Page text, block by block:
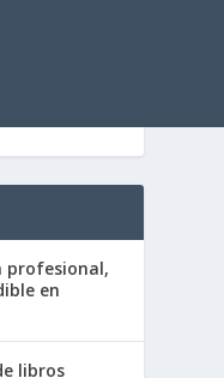
profesional,
en
libros